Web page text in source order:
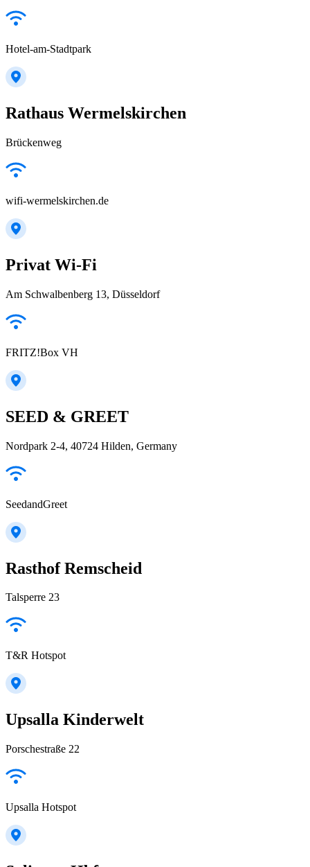
Hotel-am-Stadtpark
Rathaus Wermelskirchen
Brückenweg
wifi-wermelskirchen.de
Privat Wi-Fi
Am Schwalbenberg 13, Düsseldorf
FRITZ!Box VH
SEED & GREET
Nordpark 2-4, 40724 Hilden, Germany
SeedandGreet
Rasthof Remscheid
Talsperre 23
T&R Hotspot
Upsalla Kinderwelt
Porschestraße 22
Upsalla Hotspot